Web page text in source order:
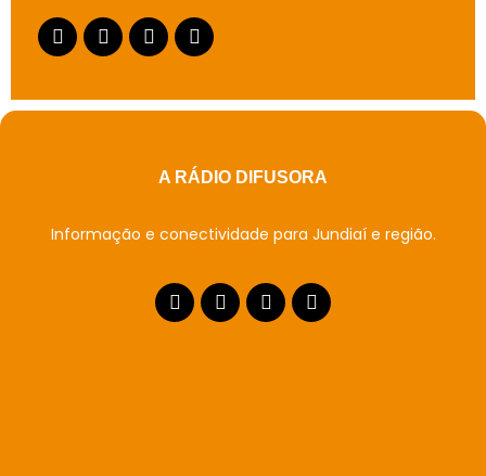
A RÁDIO DIFUSORA
Informação e conectividade para Jundiaí e região.